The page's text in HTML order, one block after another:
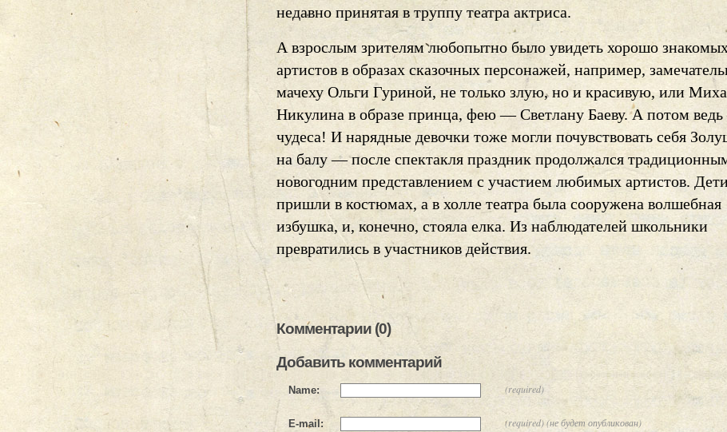
недавно принятая в труппу театра актриса.
А взрослым зрителям любопытно было увидеть хорошо
артистов в образах сказочных персонажей, например,
мачеху Ольги Гуриной, не только злую, но и красивую, или
Никулина в образе принца, фею — Светлану Баеву. А потом
чудеса! И нарядные девочки тоже могли почувствовать себя
на балу — после спектакля праздник продолжался
новогодним представлением с участием любимых артистов.
пришли в костюмах, а в холле театра была сооружена волшебная
избушка, и, конечно, стояла елка. Из наблюдателей школьники
превратились в участников действия.
Комментарии (0)
Добавить комментарий
Name: (required)
E-mail: (required) (не будет опубликован)